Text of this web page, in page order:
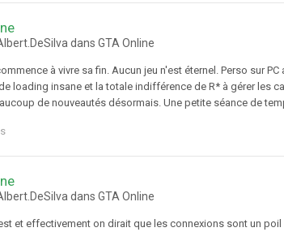
dans GTA Online
à vivre sa fin. Aucun jeu n'est éternel. Perso sur
loading insane et la totale indifférence de R* à gérer les
de nouveautés désormais. Une petite séance de
dans GTA Online
et effectivement on dirait que les connexions sont un